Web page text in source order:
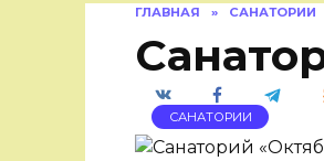
ГЛАВНАЯ » САНАТОРИИ
САНАТОРИИ